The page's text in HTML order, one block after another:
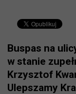
Buspas na
w stanie
Krzysztof
Ulepszamy